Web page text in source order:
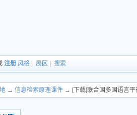
注册 风格 展区 搜索
→ 信息检索原理课件 → [下载]联合国多国语言平